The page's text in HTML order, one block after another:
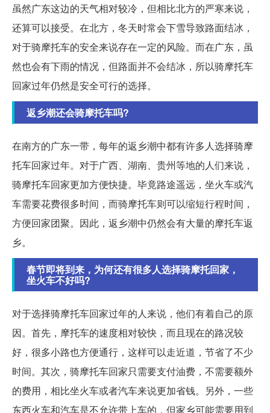
虽然广东这边的天气相对较冷，但相比北方的严寒来说，
还算可以接受。在北方，冬天时常会下雪导致路面结冰，
对于骑摩托车的安全来说存在一定的风险。而在广东，虽
然也会有下雨的情况，但路面并不会结冰，所以骑摩托车
回家过年仍然是安全可行的选择。
返乡潮还会骑摩托车吗?
在南方的广东一带，每年的返乡潮中都有许多人选择骑摩
托车回家过年。对于广西、湖南、贵州等地的人们来说，
骑摩托车回家更加方便快捷。毕竟路途遥远，坐火车或汽
车需要花费很多时间，而骑摩托车则可以缩短行程时间，
方便回家团聚。因此，返乡潮中仍然会有大量的摩托车返
乡。
春节即将到来，为何还有很多人选择骑摩托回家，
坐火车不好吗?
对于选择骑摩托车回家过年的人来说，他们有着自己的原
因。首先，摩托车的速度相对较快，而且现在的路况较
好，很多小路也方便通行，这样可以走近道，节省了不少
时间。其次，骑摩托车回家只需要支付油费，不需要额外
的费用，相比坐火车或者汽车来说更加省钱。另外，一些
东西火车和汽车是不允许带上车的，但家乡可能需要用到